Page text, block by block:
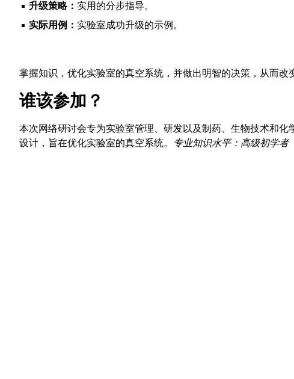
升级策略： 实用的分步指导。
实际用例： 实验室成功升级的示例。
掌握知识，优化实验室的真空系统，并做出明智的决策，从而改
谁该参加？
本次网络研讨会专为实验室管理、研发以及制药、生物技术和化
设计，旨在优化实验室的真空系统。
专业知识水平：高级初学者